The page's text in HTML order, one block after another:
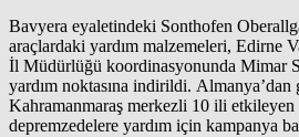
Bavyera eyaletindeki Sonthofen
araçlardaki yardım malzemeleri, Edirne
İl Müdürlüğü koordinasyonunda Mimar
yardım noktasına indirildi. Almanya’dan
Kahramanmaraş merkezli 10 ili etkileyen
depremzedelere yardım için kampanya